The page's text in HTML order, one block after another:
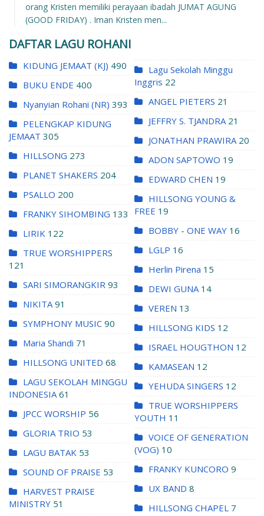
orang Kristen memiliki perayaan ibadah JUMAT AGUNG
(GOOD FRIDAY) . Iman Kristen men...
DAFTAR LAGU ROHANI
KIDUNG JEMAAT (KJ) 490
BUKU ENDE 400
Nyanyian Rohani (NR) 393
PELENGKAP KIDUNG
JEMAAT 305
HILLSONG 273
PLANET SHAKERS 204
PSALLO 200
FRANKY SIHOMBING 133
LIRIK 122
TRUE WORSHIPPERS
121
SARI SIMORANGKIR 93
NIKITA 91
SYMPHONY MUSIC 90
Maria Shandi 71
HILLSONG UNITED 68
LAGU SEKOLAH MINGGU
INDONESIA 61
JPCC WORSHIP 56
GLORIA TRIO 53
LAGU BATAK 53
SOUND OF PRAISE 53
HARVEST PRAISE
MINISTRY 51
Lagu Sekolah Minggu
Inggris 22
ANGEL PIETERS 21
JEFFRY S. TJANDRA 21
JONATHAN PRAWIRA 20
ADON SAPTOWO 19
EDWARD CHEN 19
HILLSONG YOUNG &
FREE 19
BOBBY - ONE WAY 16
LGLP 16
Herlin Pirena 15
DEWI GUNA 14
VEREN 13
HILLSONG KIDS 12
ISRAEL HOUGTHON 12
KAMASEAN 12
YEHUDA SINGERS 12
TRUE WORSHIPPERS
YOUTH 11
VOICE OF GENERATION
(VOG) 10
FRANKY KUNCORO 9
UX BAND 8
HILLSONG CHAPEL 7